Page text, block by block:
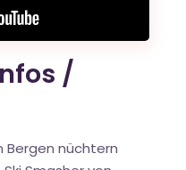
/
Bergen nüchtern